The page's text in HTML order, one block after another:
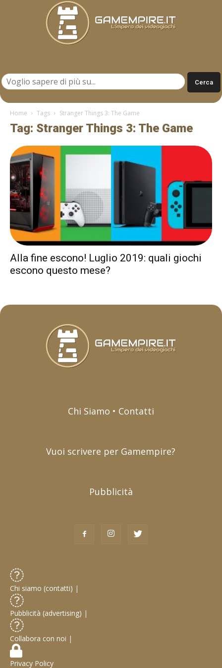
Home Tags Stranger Things 3: The Game
Tag: Stranger Things 3: The Game
Alla fine escono! Luglio 2019: quali giochi
escono questo mese?
Chi Siamo • Contatti
Vuoi scrivere per Gamempire?
Pubblicità
Chi siamo (contatti) |
Pubblicità (advertising) |
Collabora con noi |
Privacy Policy